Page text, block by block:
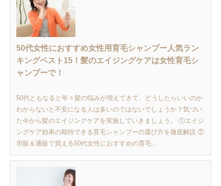
50代女性におすすめ女性用育毛シャンプー人気ラン
キングベスト15！髪のエイジングケアは女性育毛シ
ャンプーで！
50代ともなると年々髪の悩みが増えてきて、どうしたらいいのか
わからないと不安になる人は多いのではないでしょうか？気づい
た今から髪のエイジングケアを実施していきましょう。 ①エイジ
ングケア効果の期待できる育毛シャンプーの選び方を徹底解説 ②
市販＆通販で買える50代女性におすすめの育毛...